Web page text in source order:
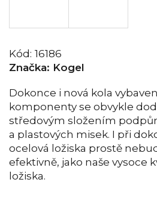
Kód: 16186
Značka: Kogel
Dokonce i nová kola
komponenty se obvykle
středovým složením
a plastových misek. I při
ocelová ložiska prostě
efektivně, jako naše vysoce
ložiska.